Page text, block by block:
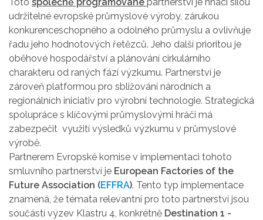
Toto společně programované partnerství je hnací silou
udržitelné evropské průmyslové výroby, zárukou
konkurenceschopného a odolného průmyslu a ovlivňuje
řadu jeho hodnotových řetězců. Jeho další prioritou je
oběhové hospodářství a plánování cirkulárního
charakteru od raných fází výzkumu. Partnerství je
zároveň platformou pro sbližování národních a
regionálních iniciativ pro výrobní technologie. Strategická
spolupráce s klíčovými průmyslovými hráči má
zabezpečit využití výsledků výzkumu v průmyslové
výrobě.
Partnerem Evropské komise v implementaci tohoto
smluvního partnerství je European Factories of the
Future Association (EFFRA). Tento typ implementace
znamená, že témata relevantní pro toto partnerství jsou
součástí výzev Klastru 4, konkrétně Destination 1 -